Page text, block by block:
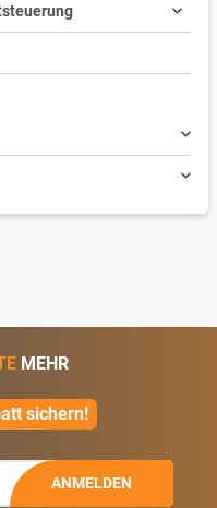
MEHR
sichern!
ANMELDEN